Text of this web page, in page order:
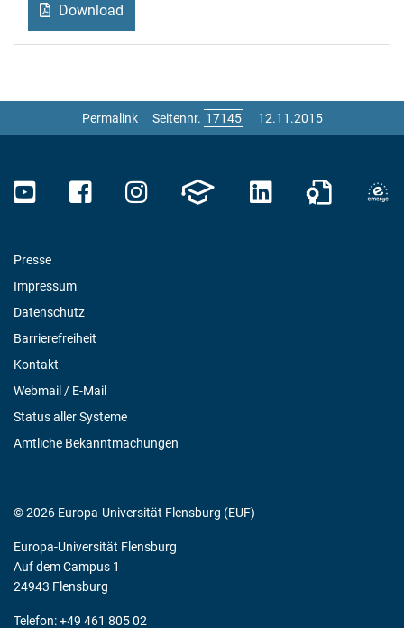
Download
Permalink Seitennr. 12.11.2015
Presse
Impressum
Datenschutz
Barrierefreiheit
Kontakt
Webmail / E-Mail
Status aller Systeme
Amtliche Bekanntmachungen
© 2026 Europa-Universität Flensburg (EUF)
Europa-Universität Flensburg
Auf dem Campus 1
24943 Flensburg
Telefon: +49 461 805 02